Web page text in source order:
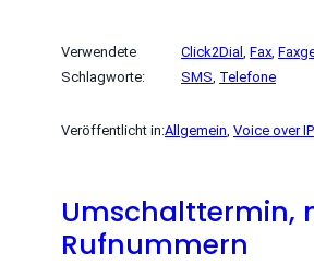
Verwendete
Schlagworte:
Click2Dial , Fax ,
SMS Telefone
Veröffentlicht in:Allgemein Voice over IP
Umschalttermin,
Rufnummern